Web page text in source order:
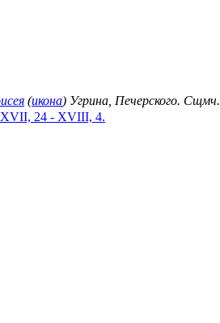
(икона) Угрина, Печерского. Сщмч.
24 - XVIII, 4.